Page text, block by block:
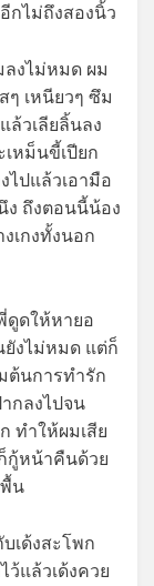
กไม่ถึงสองนิ้ว
งไม่หมด ผม
ๆ เหนียวๆ ซึม
ล้วเลียลิ้นลง
หม็นขี้เปียก
ไปแล้วเอามือ
ง ถึงตอนนี้น้อง
เกงทั้งนอก
ดูดให้หายอ
งไม่หมด แต่ก็
ต้นการทำรัก
กลงไปจน
ทำให้ผมเสีย
กู้หน้าคืนด้วย
น
เด้งสะโพก
ว้แล้วเด้งควย